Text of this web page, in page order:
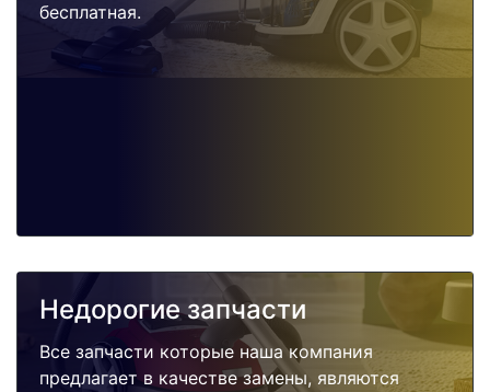
бесплатная.
Недорогие запчасти
Все запчасти которые наша компания
предлагает в качестве замены, являются